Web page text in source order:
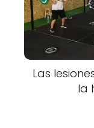
Las
la